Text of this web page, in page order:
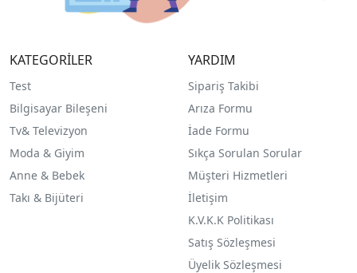
KATEGORİLER
Test
Bilgisayar Bileşeni
Tv& Televizyon
Moda & Giyim
Anne & Bebek
Takı & Bijüteri
YARDIM
Sipariş Takibi
Arıza Formu
İade Formu
Sıkça Sorulan Sorular
Müşteri Hizmetleri
İletişim
K.V.K.K Politikası
Satış Sözleşmesi
Üyelik Sözleşmesi